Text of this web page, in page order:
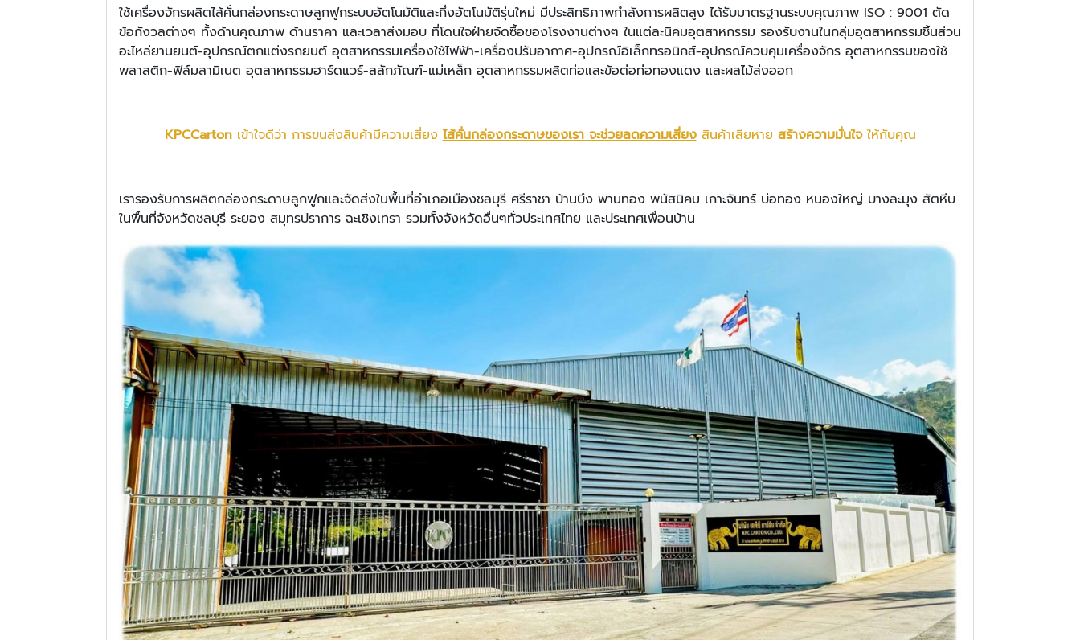
ใช้เครื่องจักรผลิตไส้คั่นกล่องกระดาษลูกฟูกระบบอัตโนมัติและกึ่งอัตโนมัติรุ่นใหม่ มีประสิทธิภาพกำลังการผลิตสูง ได้รับมาตรฐานระบบคุณภาพ ISO : 9001 ตัด
ข้อกังวลต่างๆ ทั้งด้านคุณภาพ ด้านราคา และเวลาส่งมอบ ที่โดนใจฝ่ายจัดซื้อของโรงงานต่างๆ ในแต่ละนิคมอุตสาหกรรม รองรับงานในกลุ่มอุตสาหกรรมชิ้นส่วน
อะไหล่ยานยนต์-อุปกรณ์ตกแต่งรถยนต์ อุตสาหกรรมเครื่องใช้ไฟฟ้า-เครื่องปรับอากาศ-อุปกรณ์อิเล็กทรอนิกส์-อุปกรณ์ควบคุมเครื่องจักร อุตสาหกรรมของใช้
พลาสติก-ฟิล์มลามิเนต อุตสาหกรรมฮาร์ดแวร์-สลักภัณฑ์-แม่เหล็ก อุตสาหกรรมผลิตท่อและข้อต่อท่อทองแดง และผลไม้ส่งออก
KPCCartonเข้าใจดีว่า การขนส่งสินค้ามีความเสี่ยงไส้คั่นกล่องกระดาษของเรา จะช่วยลดความเสี่ยงสินค้าเสียหาย สร้างความมั่นใจให้กับคุณ
เรารองรับการผลิตกล่องกระดาษลูกฟูกและจัดส่งในพื้นที่อำเภอเมืองชลบุรี ศรีราชา บ้านบึง พานทอง พนัสนิคม เกาะจันทร์ บ่อทอง หนองใหญ่ บางละมุง สัตหีบ
ในพื้นที่จังหวัดชลบุรี ระยอง สมุทรปราการ ฉะเชิงเทรา รวมทั้งจังหวัดอื่นๆทั่วประเทศไทย และประเทศเพื่อนบ้าน